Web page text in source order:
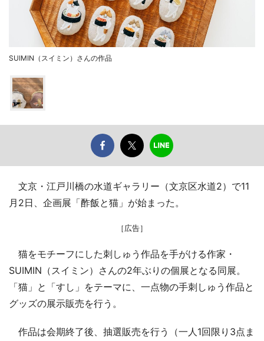
SUIMIN（スイミン）さんの作品
文京・江戸川橋の水道ギャラリー（文京区水道2）で11
月2日、企画展「酢飯と猫」が始まった。
［広告］
猫をモチーフにした刺しゅう作品を手がける作家・
SUIMIN（スイミン）さんの2年ぶりの個展となる同展。
「猫」と「すし」をテーマに、一点物の手刺しゅう作品と
グッズの展示販売を行う。
作品は会期終了後、抽選販売を行う（一人1回限り3点ま